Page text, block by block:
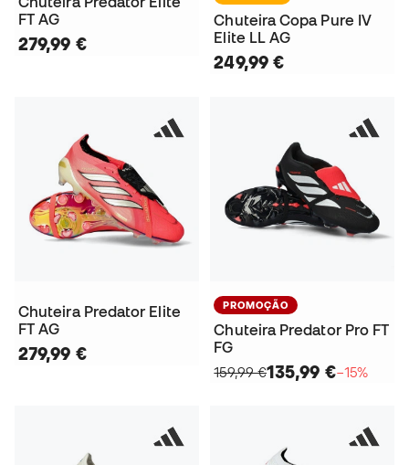
FT AG
279,99 €
Chuteira Copa Pure IV
Elite LL AG
249,99 €
Chuteira Predator Elite
FT AG
279,99 €
PROMOÇÃO
Chuteira Predator Pro FT
FG
159,99 €135,99 €−15%